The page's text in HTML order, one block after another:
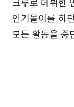
인기몰이를 하
모든 활동을 중